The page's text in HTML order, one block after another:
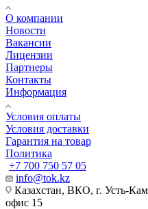
О компании
Новости
Вакансии
Лицензии
Партнеры
Контакты
Информация
Условия оплаты
Условия доставки
Гарантия на товар
Политика
+7 700 750 57 05
info@tok.kz
Казахстан, ВКО, г. Усть-
офис 15